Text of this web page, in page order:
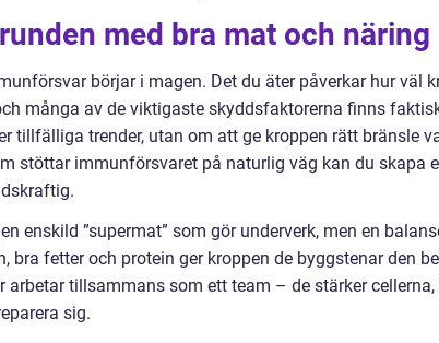
med bra mat och näring
börjar i magen. Det du äter påverkar hur väl
många av de viktigaste skyddsfaktorerna finns
tillfälliga trender, utan om att ge kroppen rätt bränsle
stöttar immunförsvaret på naturlig väg kan du skapa
enskild ”supermat” som gör underverk, men en
bra fetter och protein ger kroppen de byggstenar den
arbetar tillsammans som ett team – de stärker
sig.